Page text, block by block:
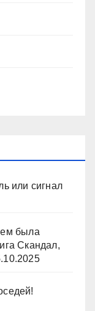
или сигнал
была
Скандал,